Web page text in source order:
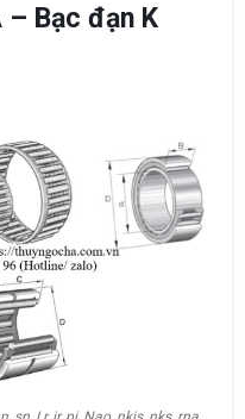
– Bạc đạn K